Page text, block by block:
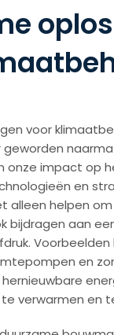
voor
geworden
onze impact op
en
alleen helpen
bijdragen aan
Voorbeelden
en
verwarmen en